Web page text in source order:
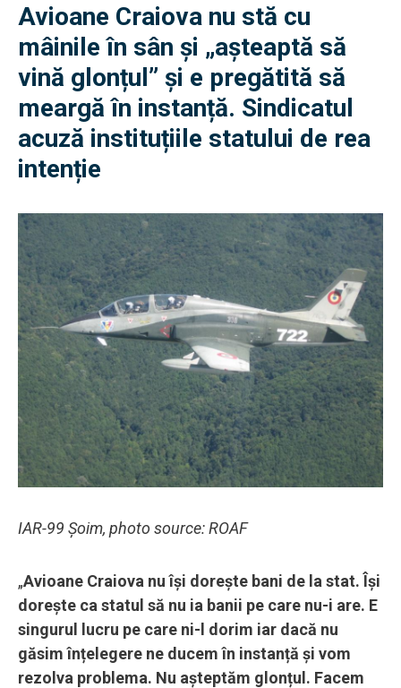
Avioane Craiova nu stă cu
mâinile în sân și „așteaptă să
vină glonțul” și e pregătită să
meargă în instanță. Sindicatul
acuză instituțiile statului de rea
intenție
IAR-99 Șoim, photo source: ROAF
„Avioane Craiova nu își dorește bani de la stat. Își
dorește ca statul să nu ia banii pe care nu-i are. E
singurul lucru pe care ni-l dorim iar dacă nu
găsim înțelegere ne ducem în instanță și vom
rezolva problema. Nu așteptăm glonțul. Facem